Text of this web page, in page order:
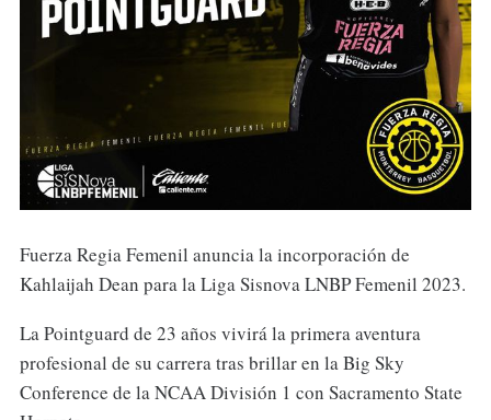
Fuerza Regia Femenil anuncia la incorporación de
Kahlaijah Dean para la Liga Sisnova LNBP Femenil 2023.
La Pointguard de 23 años vivirá la primera aventura
profesional de su carrera tras brillar en la Big Sky
Conference de la NCAA División 1 con Sacramento State